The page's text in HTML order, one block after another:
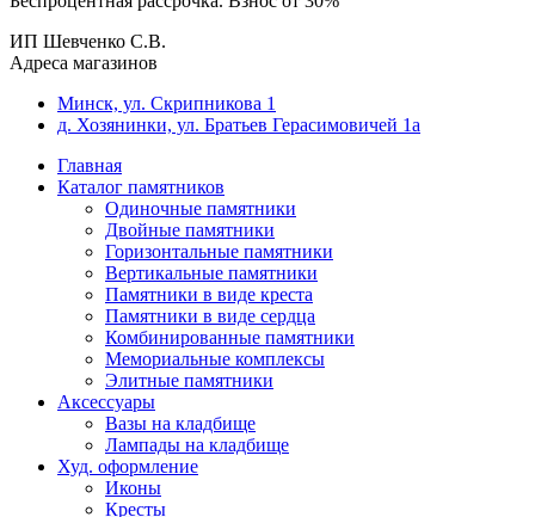
ИП Шевченко С.В.
Адреса магазинов
Минск, ул. Скрипникова 1
д. Хозянинки, ул. Братьев Герасимовичей 1а
Главная
Каталог памятников
Одиночные памятники
Двойные памятники
Горизонтальные памятники
Вертикальные памятники
Памятники в виде креста
Памятники в виде сердца
Комбинированные памятники
Мемориальные комплексы
Элитные памятники
Аксессуары
Вазы на кладбище
Лампады на кладбище
Худ. оформление
Иконы
Кресты